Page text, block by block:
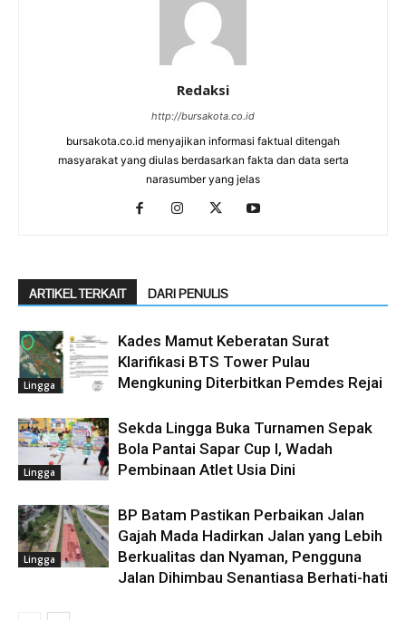
Redaksi
http://bursakota.co.id
bursakota.co.id menyajikan informasi faktual ditengah
masyarakat yang diulas berdasarkan fakta dan data serta
narasumber yang jelas
ARTIKEL TERKAIT DARI PENULIS
Lingga
Kades Mamut Keberatan Surat
Klarifikasi BTS Tower Pulau
Mengkuning Diterbitkan Pemdes Rejai
Lingga
Sekda Lingga Buka Turnamen Sepak
Bola Pantai Sapar Cup I, Wadah
Pembinaan Atlet Usia Dini
Lingga
BP Batam Pastikan Perbaikan Jalan
Gajah Mada Hadirkan Jalan yang Lebih
Berkualitas dan Nyaman, Pengguna
Jalan Dihimbau Senantiasa Berhati-hati